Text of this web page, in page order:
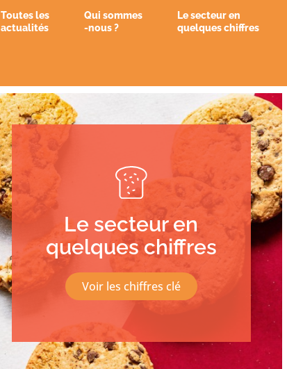
Toutes les
actualités
Qui sommes
-nous ?
Le secteur en
quelques chiffres
Le secteur en
quelques chiffres
Voir les chiffres clé